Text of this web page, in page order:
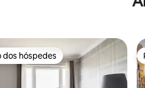
dos hóspedes
dos hóspedes